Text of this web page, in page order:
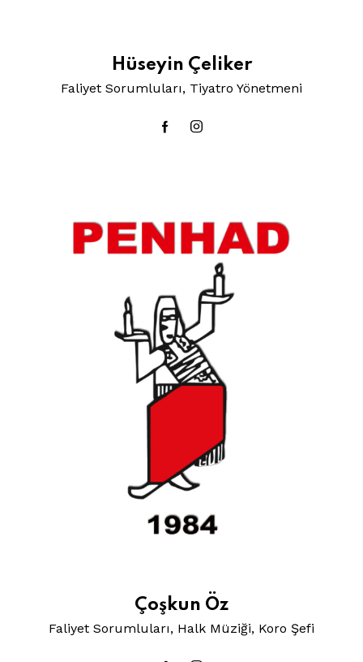
Hüseyin Çeliker
Faliyet Sorumluları, Tiyatro Yönetmeni
Çoşkun Öz
Faliyet Sorumluları, Halk Müziği, Koro Şefi